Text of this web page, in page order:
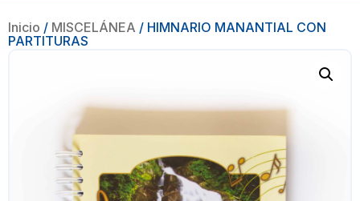
Inicio / MISCELÁNEA / HIMNARIO MANANTIAL CON
PARTITURAS